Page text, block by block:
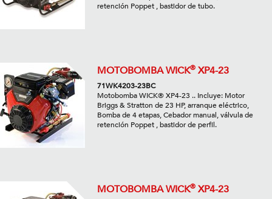
retención Poppet , bastidor de tubo.
MOTOBOMBA WICK® XP4-23
71WK4203-23BC
Motobomba WICK® XP4-23 .. Incluye: Motor
Briggs & Stratton de 23 HP, arranque eléctrico,
Bomba de 4 etapas, Cebador manual, válvula de
retención Poppet , bastidor de perfil.
MOTOBOMBA WICK® XP4-23